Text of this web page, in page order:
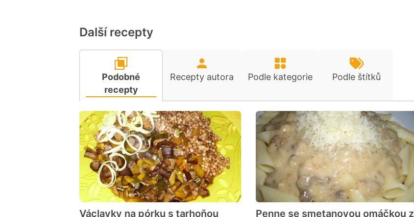
Další recepty
Podobné
recepty
Recepty autora Podle kategorie Podle štítků
Václavky na pórku s tarhoňou Penne se smetanovou omáčkou z